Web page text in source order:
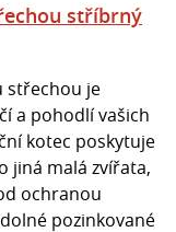
stříbrný
střechou je
a pohodlí vašich
kotec poskytuje
jiná malá zvířata,
ochranou
pozinkované